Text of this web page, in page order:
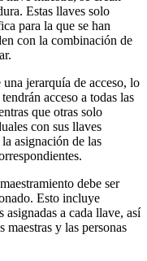
Estas llaves solo
para la que se han
con la combinación de
una jerarquía de acceso, lo
acceso a todas las
que otras solo
con sus llaves
asignación de las
debe ser
Esto incluye
asignadas a cada llave, así
y las personas